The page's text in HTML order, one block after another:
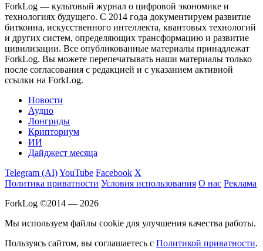
ForkLog — культовый журнал о цифровой экономике и
технологиях будущего. С 2014 года документируем развитие
биткоина, искусственного интеллекта, квантовых технологий
и других систем, определяющих трансформацию и развитие
цивилизации. Все опубликованные материалы принадлежат
ForkLog. Вы можете перепечатывать наши материалы только
после согласования с редакцией и с указанием активной
ссылки на ForkLog.
Новости
Аудио
Лонгриды
Крипториум
ИИ
Дайджест месяца
Telegram (AI)YouTube Facebook X
Политика приватности Условия использования О нас Реклама
ForkLog ©2014 — 2026
Мы используем файлы cookie для улучшения качества работы.
Пользуясь сайтом, вы соглашаетесь с Политикой приватности.